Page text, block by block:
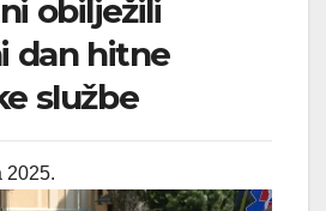
obilježili
dan hitne
službe
2025.